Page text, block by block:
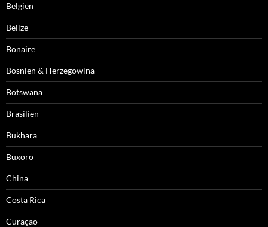
Belgien
Belize
Bonaire
Bosnien & Herzegowina
Botswana
Brasilien
Bukhara
Buxoro
China
Costa Rica
Curaçao